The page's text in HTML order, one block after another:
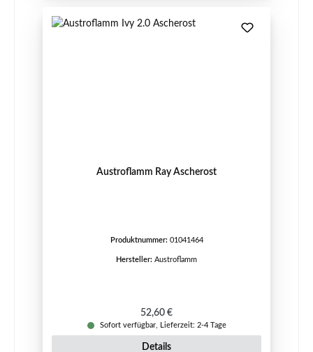
Austroflamm Ray Ascherost
Produktnummer: 01041464
Hersteller: Austroflamm
Regulärer Preis:
52,60 €
Sofort verfügbar, Lieferzeit: 2-4 Tage
Details